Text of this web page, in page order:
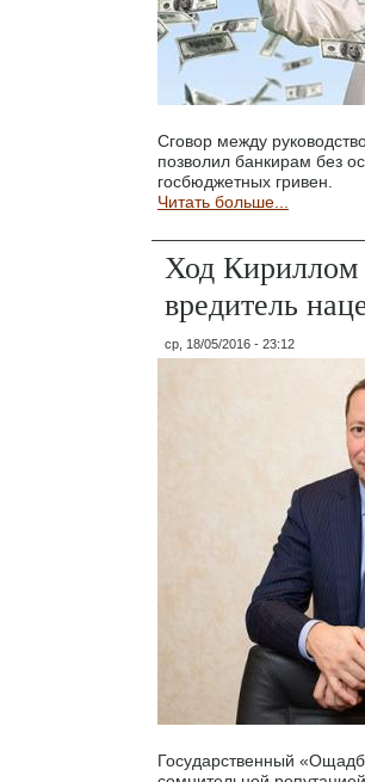
Сговор между
позволил банкирам без
госбюджетных гривен.
Читать больше...
Ход
вредитель
ср, 18/05/2016 - 23:12
Государственный